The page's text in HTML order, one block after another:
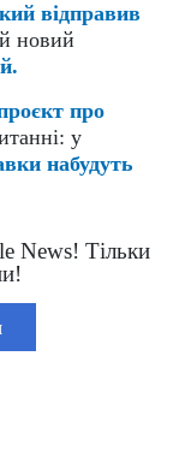
відправив
новий
про
у
набудуть
News! Тільки